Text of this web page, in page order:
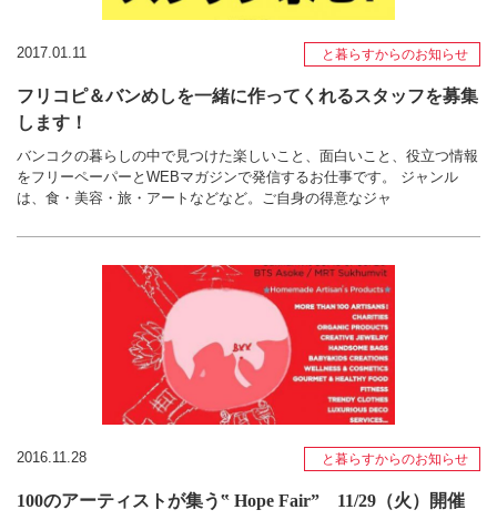
2017.01.11 と暮らすからのお知らせ
フリコピ＆バンめしを一緒に作ってくれるスタッフを募集
します！
バンコクの暮らしの中で見つけた楽しいこと、面白いこと、役立つ情報
をフリーペーパーとWEBマガジンで発信するお仕事です。 ジャンル
は、食・美容・旅・アートなどなど。ご自身の得意なジャ
2016.11.28 と暮らすからのお知らせ
100のアーティストが集う‟ Hope Fair” 11/29（火）開催